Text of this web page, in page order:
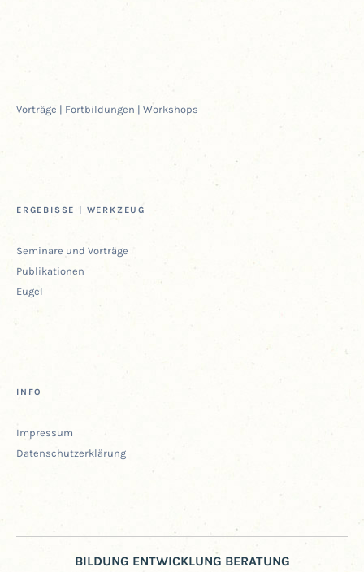
Vor­trä­ge | Fort­bil­dun­gen | Workshops
ERGE­BIS­SE | WERKZEUG
Semi­na­re und Vorträge
Publi­ka­tio­nen
Eugel
INFO
Impres­sum
Daten­schutz­er­klä­rung
BILDUNG ENTWICKLUNG BERATUNG